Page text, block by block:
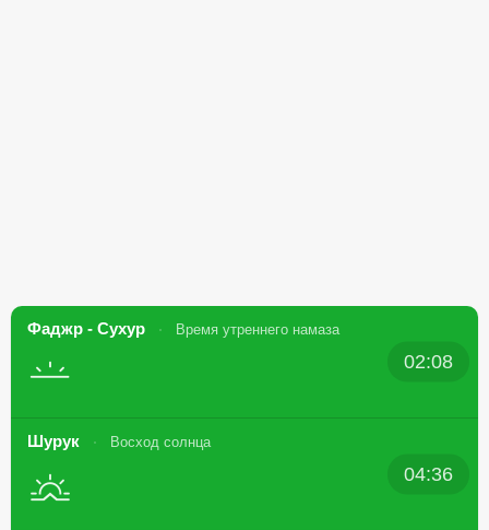
Фаджр - Сухур Время утреннего намаза
02:08
Шурук Восход солнца
04:36